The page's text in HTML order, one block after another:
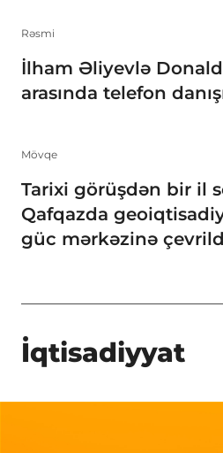
Rəsmi
İlham Əliyevlə
arasında telefon
Mövqe
Tarixi görüşdən bir il
Qafqazda
güc mərkəzinə
İqtisadiyyat